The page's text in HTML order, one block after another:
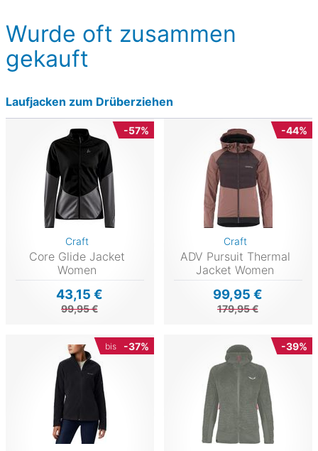
Wurde oft zusammen
gekauft
Laufjacken zum Drüberziehen
-57%
Craft
Core Glide Jacket
Women
43,15 €
99,95 €
-44%
Craft
ADV Pursuit Thermal
Jacket Women
99,95 €
179,95 €
bis -37% -39%